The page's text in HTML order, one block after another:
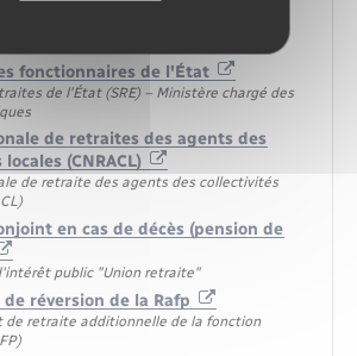
fonctionnaires de l'État
de l'État (SRE) – Ministère chargé des
de retraites des agents des
(CNRACL)
de retraite des agents des collectivités
en cas de décès (pension de
public "Union retraite"
réversion de la Rafp
de retraite additionnelle de la fonction